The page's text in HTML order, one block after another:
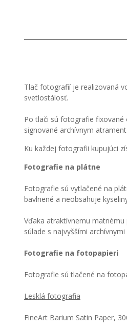
Tlač fotografií je realizovaná
svetlostálosť.
Po tlači sú fotografie fixované
signované archívnym
Ku každej fotografii kupujúci
Fotografie na plátne
Fotografie sú vytlačené na
bavlnené a neobsahuje
Vďaka atraktívnemu
súlade s najvyššími
Fotografie na fotopapieri
Fotografie sú tlačené na
Lesklá fotografia
FineArt Barium Satin Paper,